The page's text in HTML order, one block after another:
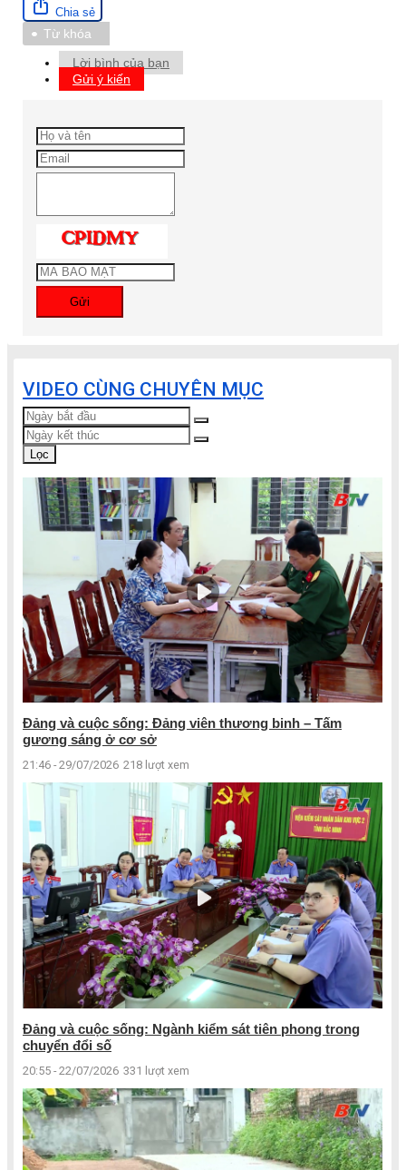
Chia sẻ
Từ khóa
Lời bình của bạn
Gửi ý kiến
Gửi
VIDEO CÙNG CHUYÊN MỤC
Lọc
Đảng và cuộc sống: Đảng viên thương binh – Tấm
gương sáng ở cơ sở
21:46 - 29/07/2026 218 lượt xem
Đảng và cuộc sống: Ngành kiểm sát tiên phong trong
chuyển đổi số
20:55 - 22/07/2026 331 lượt xem